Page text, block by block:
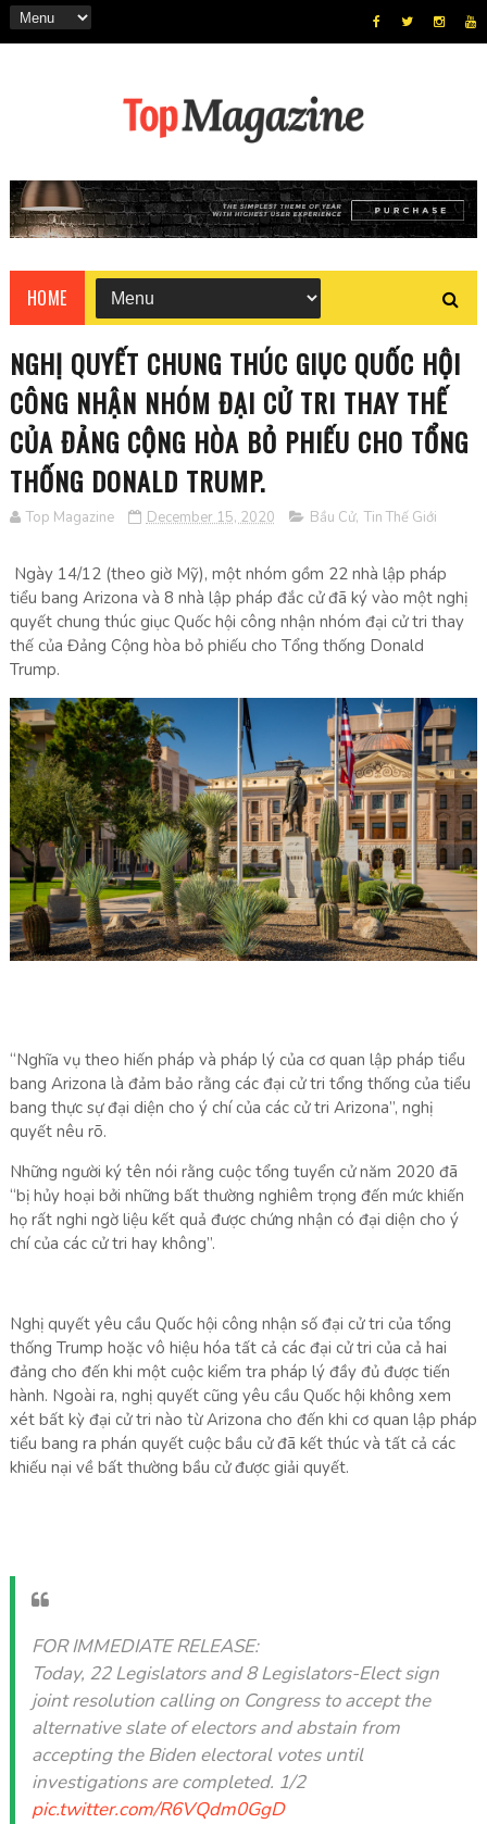
HOME
NGHỊ QUYẾT CHUNG THÚC GIỤC QUỐC HỘI
CÔNG NHẬN NHÓM ĐẠI CỬ TRI THAY THẾ
CỦA ĐẢNG CỘNG HÒA BỎ PHIẾU CHO TỔNG
THỐNG DONALD TRUMP.
Top Magazine December 15, 2020 Bầu Cử, Tin Thế Giới
Ngày 14/12 (theo giờ Mỹ), một nhóm gồm 22 nhà lập pháp
tiểu bang Arizona và 8 nhà lập pháp đắc cử đã ký vào một nghị
quyết chung thúc giục Quốc hội công nhận nhóm đại cử tri thay
thế của Đảng Cộng hòa bỏ phiếu cho Tổng thống Donald
Trump.
“Nghĩa vụ theo hiến pháp và pháp lý của cơ quan lập pháp tiểu
bang Arizona là đảm bảo rằng các đại cử tri tổng thống của tiểu
bang thực sự đại diện cho ý chí của các cử tri Arizona”, nghị
quyết nêu rõ.
Những người ký tên nói rằng cuộc tổng tuyển cử năm 2020 đã
“bị hủy hoại bởi những bất thường nghiêm trọng đến mức khiến
họ rất nghi ngờ liệu kết quả được chứng nhận có đại diện cho ý
chí của các cử tri hay không”.
Nghị quyết yêu cầu Quốc hội công nhận số đại cử tri của tổng
thống Trump hoặc vô hiệu hóa tất cả các đại cử tri của cả hai
đảng cho đến khi một cuộc kiểm tra pháp lý đầy đủ được tiến
hành. Ngoài ra, nghị quyết cũng yêu cầu Quốc hội không xem
xét bất kỳ đại cử tri nào từ Arizona cho đến khi cơ quan lập pháp
tiểu bang ra phán quyết cuộc bầu cử đã kết thúc và tất cả các
khiếu nại về bất thường bầu cử được giải quyết.
FOR IMMEDIATE RELEASE:
Today, 22 Legislators and 8 Legislators-Elect sign
joint resolution calling on Congress to accept the
alternative slate of electors and abstain from
accepting the Biden electoral votes until
investigations are completed. 1/2
pic.twitter.com/R6VQdm0GgD